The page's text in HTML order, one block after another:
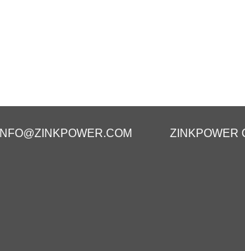
INFO@ZINKPOWER.COM ZINKPOWER